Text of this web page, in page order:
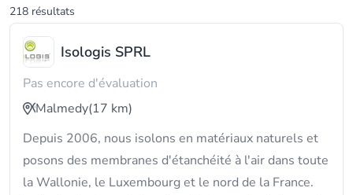
218 résultats
Isologis SPRL
Pas encore d'évaluation
Malmedy(17 km)
Depuis 2006, nous isolons en matériaux naturels et
posons des membranes d'étanchéité à l'air dans toute
la Wallonie, le Luxembourg et le nord de la France.